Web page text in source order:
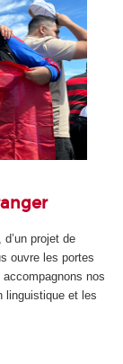
projet de
ouvre les portes
nos
linguistique et les